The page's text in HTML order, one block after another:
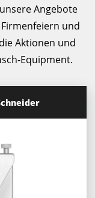
Angebote
und
Aktionen und
Equipment.